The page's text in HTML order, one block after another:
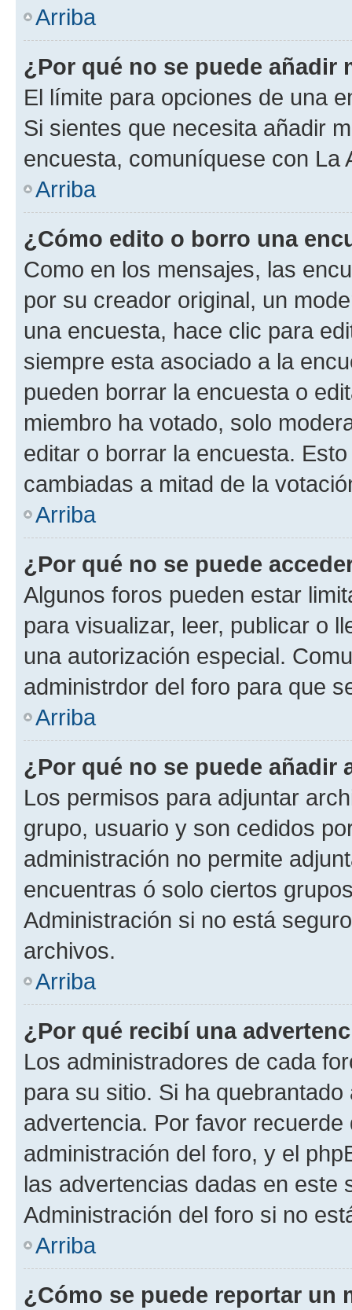
Arriba
¿Por qué no se puede añadir
El límite para opciones de una
Si sientes que necesita añadir
encuesta, comuníquese con La
Arriba
¿Cómo edito o borro una
Como en los mensajes, las
por su creador original, un
una encuesta, hace clic para
siempre esta asociado a la
pueden borrar la encuesta o
miembro ha votado, solo
editar o borrar la encuesta.
cambiadas a mitad de la
Arriba
¿Por qué no se puede
Algunos foros pueden estar
para visualizar, leer, publicar o
una autorización especial.
administrdor del foro para que
Arriba
¿Por qué no se puede añadir
Los permisos para adjuntar
grupo, usuario y son cedidos
administración no permite
encuentras ó solo ciertos
Administración si no está
archivos.
Arriba
¿Por qué recibí una
Los administradores de cada
para su sitio. Si ha
advertencia. Por favor
administración del foro, y el
las advertencias dadas en este
Administración del foro si no
Arriba
¿Cómo se puede reportar un